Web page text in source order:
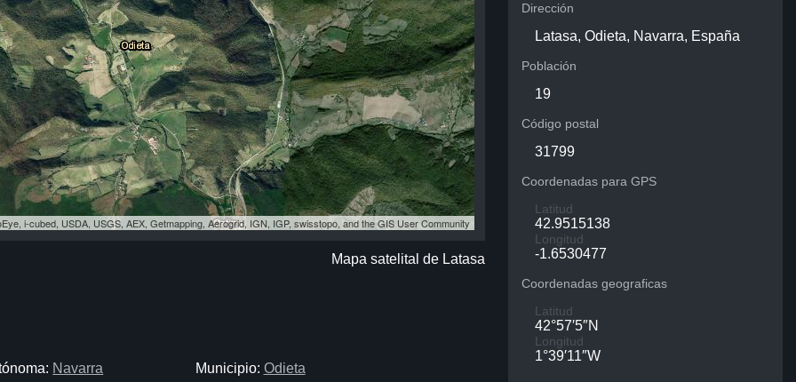
i-cubed, USDA, USGS, AEX, Getmapping, Aerogrid, IGN, IGP, swisstopo, and the GIS User Community
Mapa satelital de Latasa
Dirección
Latasa, Odieta, Navarra, España
Población
19
Código postal
31799
Coordenadas para GPS
Latitud
42.9515138
Longitud
-1.6530477
Coordenadas geograficas
Latitud
42°57′5″N
Longitud
1°39′11″W
Navarra Municipio: Odieta